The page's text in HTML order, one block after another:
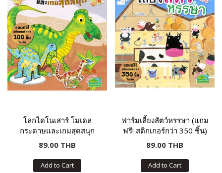
โลกไดโนเสาร์ โมเดล
กระดาษและเกมสุดสนุก
89.00 THB
Add to Cart
ฟาร์มเลี้ยงสัตว์หรรษา (แถม
ฟรี! สติกเกอร์กว่า 350 ชิ้น)
89.00 THB
Add to Cart